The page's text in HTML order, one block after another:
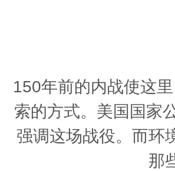
150年前的内战使这
索的方式。美国国家
强调这场战役。而环
那